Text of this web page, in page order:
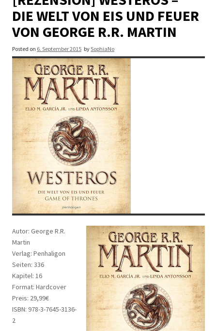
DIE WELT VON EIS UND FEUER
VON GEORGE R.R. MARTIN
Posted on 6. September 2015 bySophiaNo
Autor: George R.R.
Martin
Verlag: Penhaligon
Seiten: 336
Kapitel: 16
Format: Hardcover
Preis: 29,99€
ISBN: 978-3-7645-3136-
2